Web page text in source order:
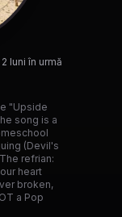
2 luni în urmă
"Upside
song is a
(Devil's
refrian:
heart
broken,
a Pop